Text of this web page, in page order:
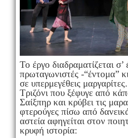
Το έργο διαδραματίζεται
πρωταγωνιστές -“έντομα”
σε υπερμεγέθεις
Τριζόνι που ξέφυγε από
Σαίξπηρ και κρύβει τις
φτερούγες πίσω από
αστεία αφηγείται στον
κρυφή ιστορία: